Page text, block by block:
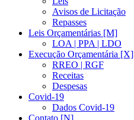
Avisos de Licitação
Repasses
Leis Orçamentárias [M]
LOA | PPA | LDO
Execução Orçamentária [X]
RREO | RGF
Receitas
Despesas
Covid-19
Dados Covid-19
Contato [N]